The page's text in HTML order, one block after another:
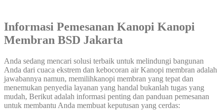
Informasi Pemesanan Kanopi Kanopi
Membran BSD Jakarta
Anda sedang mencari solusi terbaik untuk melindungi bangunan
Anda dari cuaca ekstrem dan kebocoran air Kanopi membran adalah
jawabannya namun, memilihkanopi membran yang tepat dan
menemukan penyedia layanan yang handal bukanlah tugas yang
mudah, Berikut adalah informasi penting dan panduan pemesanan
untuk membantu Anda membuat keputusan yang cerdas: